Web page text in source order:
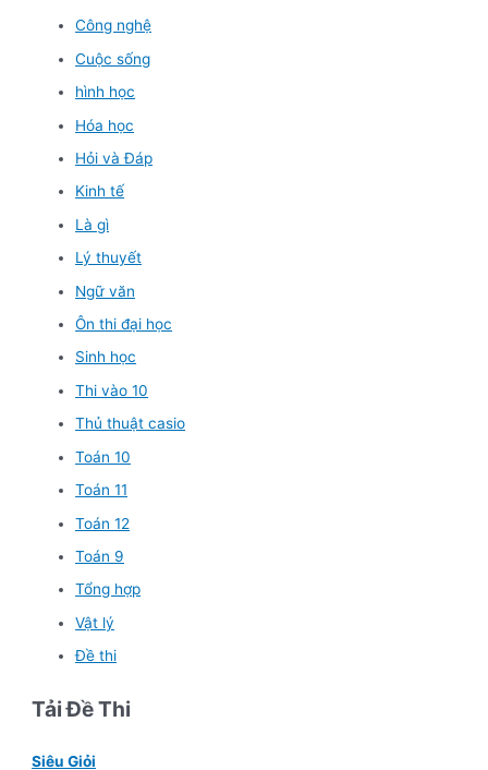
Công nghệ
Cuộc sống
hình học
Hóa học
Hỏi và Đáp
Kinh tế
Là gì
Lý thuyết
Ngữ văn
Ôn thi đại học
Sinh học
Thi vào 10
Thủ thuật casio
Toán 10
Toán 11
Toán 12
Toán 9
Tổng hợp
Vật lý
Đề thi
Tải Đề Thi
Siêu Giỏi